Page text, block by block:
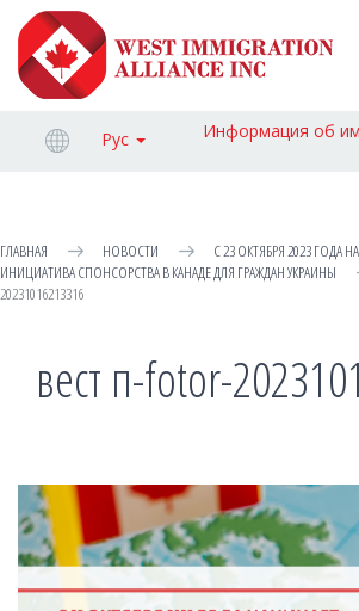
Информация об
Рус
ГЛАВНАЯ НОВОСТИ
С 23 ОКТЯБРЯ 2023 ГОДА
ИНИЦИАТИВА СПОНСОРСТВА В КАНАДЕ ДЛЯ ГРАЖДАН УКРАИНЫ
20231016213316
вест п-fotor-